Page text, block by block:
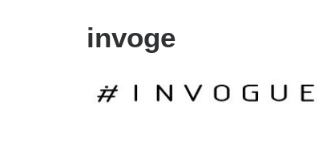
invoge